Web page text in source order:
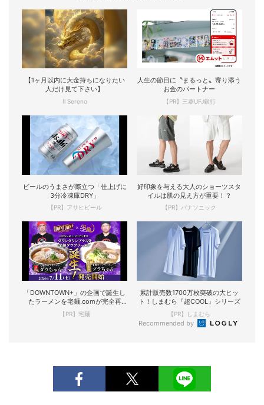
【1ヶ月以内に大金持ちになりたい
人だけ見て下さい】
Il Sereno
人生の節目に〝まるっと〟寄り添う
お金のパートナー
【PR】三菱UFJ銀行
ビールのうまさが際立つ「仕上げに
3分冷凍庫DRY」
【PR】アサヒビール
好印象を与える大人のショーツスタ
イルは肌の見え方が重要！？
【PR】パナソニック
「DOWNTOWN+」の企画で誕生し
たラーメンを宅麺.comが完全再
現！
【PR】宅麺
累計販売数1700万枚突破の大ヒッ
ト！しまむら『超COOL』シリーズ
【PR】しまむら
Recommended by